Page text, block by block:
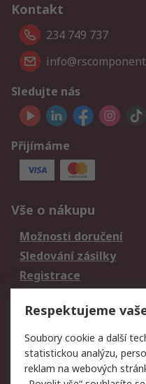
Kontakt
234 749 737
Sledujte nás
Přijímáme
Vše o nákupu
Možnosti doručení
Sledování zásilky
Registrace
Právní
Autorská práva
Respektujeme
Soubory cookie a další
statistickou analýzu,
reklam na webových